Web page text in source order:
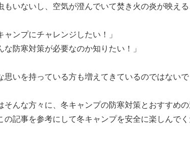
もいないし、空気が澄んでいて焚き火の炎が映え
ャンプにチャレンジしたい！」
な防寒対策が必要なのか知りたい！」
思いを持っている方も増えてきているのではないで
そんな方々に、冬キャンプの防寒対策とおすすめの
の記事を参考にして冬キャンプを安全に楽しんでく